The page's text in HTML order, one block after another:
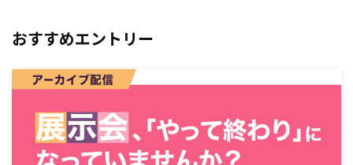
おすすめエントリー